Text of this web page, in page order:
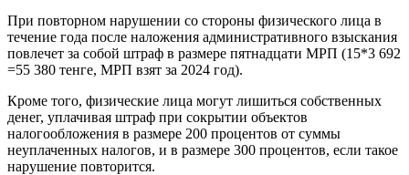
При повторном нарушении со стороны физического лица в
течение года после наложения административного взыскания
повлечет за собой штраф в размере пятнадцати МРП (15*3 692
=55 380 тенге, МРП взят за 2024 год).
Кроме того, физические лица могут лишиться собственных
денег, уплачивая штраф при сокрытии объектов
налогообложения в размере 200 процентов от суммы
неуплаченных налогов, и в размере 300 процентов, если такое
нарушение повторится.